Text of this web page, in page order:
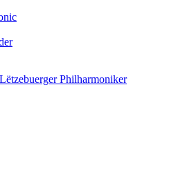
Philharmoniker